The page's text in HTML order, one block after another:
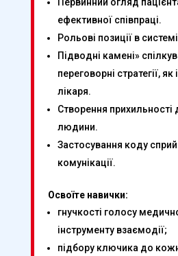
ефективної співпраці.
Рольові позиції в
Підводні камені»
переговорні стратегії, як
лікаря.
Створення прихильності
людини.
Застосування коду
комунікації.
Освоїте навички:
гнучкості голосу
інструменту взаємодії;
підбору ключика до